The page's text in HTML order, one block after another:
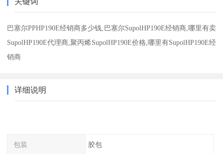
巴塞尔PPHP190E经销商多少钱,巴塞尔SupolHP190E经销商,哪里有卖
SupolHP190E代理商,聚丙烯SupolHP190E价格,哪里有SupolHP190E经
销商
详细说明
包装 胶包